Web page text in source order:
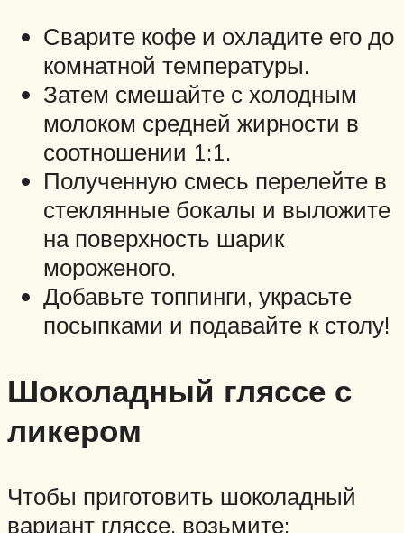
Сварите кофе и охладите его до
комнатной температуры.
Затем смешайте с холодным
молоком средней жирности в
соотношении 1:1.
Полученную смесь перелейте в
стеклянные бокалы и выложите
на поверхность шарик
мороженого.
Добавьте топпинги, украсьте
посыпками и подавайте к столу!
Шоколадный гляссе с
ликером
Чтобы приготовить шоколадный
вариант гляссе, возьмите: